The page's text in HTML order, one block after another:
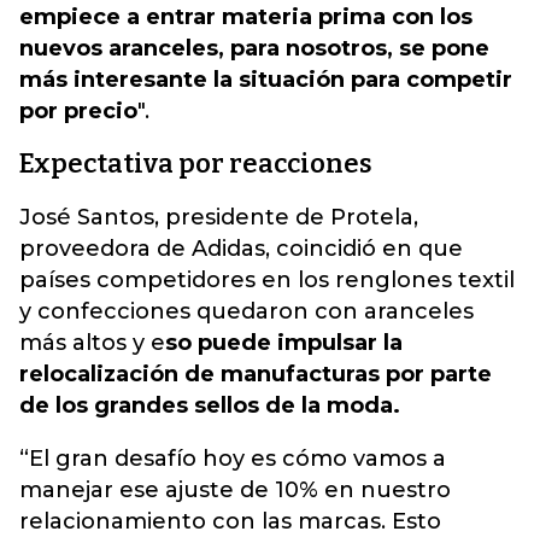
empiece a entrar materia prima con los
nuevos aranceles, para nosotros, se pone
más interesante la situación para competir
por precio".
Expectativa por reacciones
José Santos, presidente de Protela,
proveedora de Adidas, coincidió en que
países competidores en los renglones textil
y confecciones quedaron con aranceles
más altos y eso puede impulsar la
relocalización de manufacturas por parte
de los grandes sellos de la moda.
“El gran desafío hoy es cómo vamos a
manejar ese ajuste de 10% en nuestro
relacionamiento con las marcas. Esto